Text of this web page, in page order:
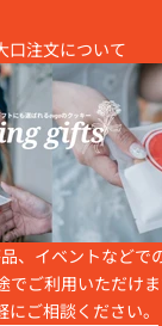
口注文について
、イベントなどで
でご利用いただけま
にご相談ください。